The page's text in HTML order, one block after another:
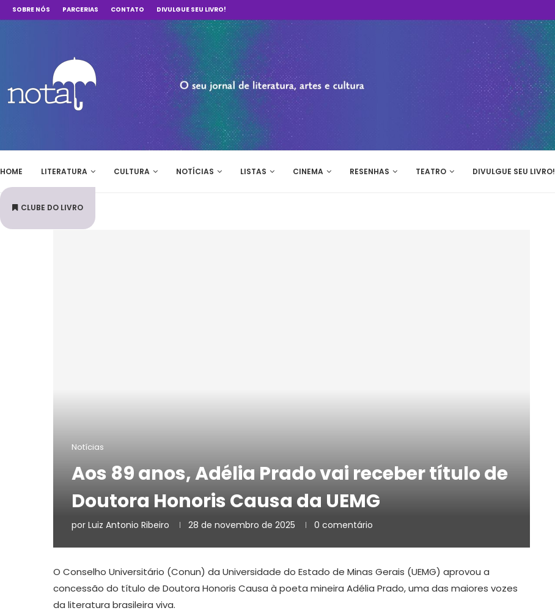
SOBRE NÓS PARCERIAS CONTATO DIVULGUE SEU LIVRO!
HOME LITERATURA CULTURA NOTÍCIAS LISTAS CINEMA RESENHAS TEATRO DIVULGUE SEU LIVRO!
CLUBE DO LIVRO
Notícias
Aos 89 anos, Adélia Prado vai receber título de
Doutora Honoris Causa da UEMG
por Luiz Antonio Ribeiro 28 de novembro de 2025 0 comentário
O Conselho Universitário (Conun) da Universidade do Estado de Minas Gerais (UEMG) aprovou a
concessão do título de Doutora Honoris Causa à poeta mineira Adélia Prado, uma das maiores vozes
da literatura brasileira viva.